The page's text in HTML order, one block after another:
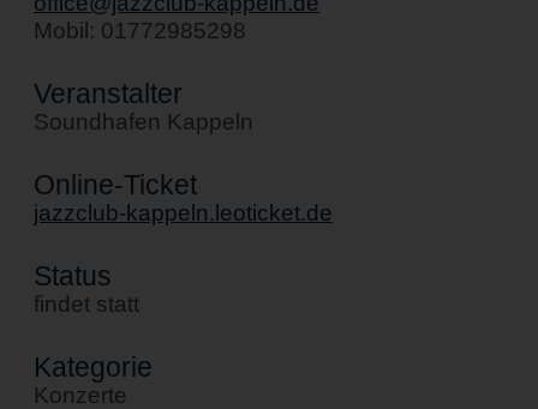
Mobil: 01772985298
Veranstalter
Soundhafen Kappeln
Online-Ticket
jazzclub-kappeln.leoticket.de
Status
findet statt
Kategorie
Konzerte